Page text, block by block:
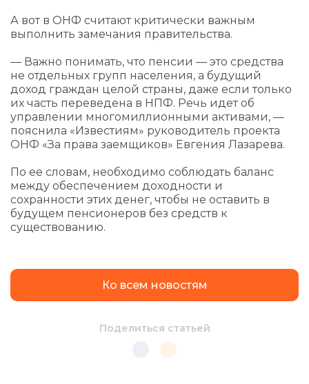
А вот в ОНФ считают критически важным
выполнить замечания правительства.
— Важно понимать, что пенсии — это средства
не отдельных групп населения, а будущий
доход граждан целой страны, даже если только
их часть переведена в НПФ. Речь идет об
управлении многомиллионными активами, —
пояснила «Известиям» руководитель проекта
ОНФ «За права заемщиков» Евгения Лазарева.
По ее словам, необходимо соблюдать баланс
между обеспечением доходности и
сохранности этих денег, чтобы не оставить в
будущем пенсионеров без средств к
существованию.
Ко всем новостям
Поделиться статьей